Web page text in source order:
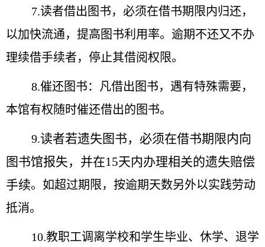
7.读者借出图书，必须在借书期限内归还，
以加快流通，提高图书利用率。逾期不还又不办
理续借手续者，停止其借阅权限。
8.催还图书：凡借出图书，遇有特殊需要，
本馆有权随时催还借出的图书。
9.读者若遗失图书，必须在借书期限内向
图书馆报失，并在15天内办理相关的遗失赔偿
手续。如超过期限，按逾期天数另外以实践劳动
抵消。
10.教职工调离学校和学生毕业、休学、退学